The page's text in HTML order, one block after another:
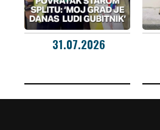
31.07.2026